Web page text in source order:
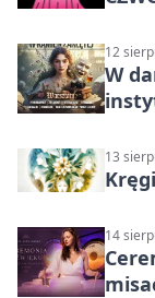
12
W
13
14